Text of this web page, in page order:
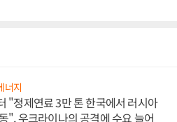
너지
"정제연료 3만 톤 한국에서 러시아
", 우크라이나의 공격에 수요 늘어